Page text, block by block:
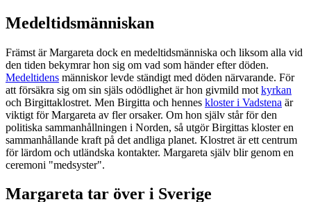
Medeltidsmänniskan
Främst är Margareta dock en medeltidsmänniska och liksom alla vid
den tiden bekymrar hon sig om vad som händer efter döden.
Medeltidens människor levde ständigt med döden närvarande. För
att försäkra sig om sin själs odödlighet är hon givmild mot kyrkan
och Birgittaklostret. Men Birgitta och hennes kloster i Vadstena är
viktigt för Margareta av fler orsaker. Om hon själv står för den
politiska sammanhållningen i Norden, så utgör Birgittas kloster en
sammanhållande kraft på det andliga planet. Klostret är ett centrum
för lärdom och utländska kontakter. Margareta själv blir genom en
ceremoni "medsyster".
Margareta tar över i Sverige